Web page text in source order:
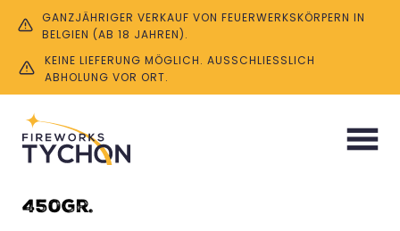
GANZJÄHRIGER VERKAUF VON FEUERWERKSKÖRPERN IN
BELGIEN (AB 18 JAHREN).
KEINE LIEFERUNG MÖGLICH. AUSSCHLIESSLICH A
BHOLUNG VOR ORT.
Start/ Product Pulvermenge / 450gr.
450gr.